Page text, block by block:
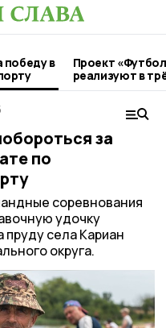
победу в
Проект
реализуют в
Тамбовской
за
по
соревнования
удочку
пруду села Кариан
округа.